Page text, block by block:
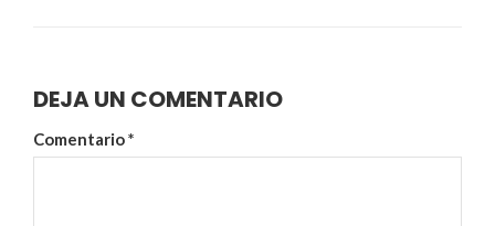
DEJA UN COMENTARIO
Comentario*